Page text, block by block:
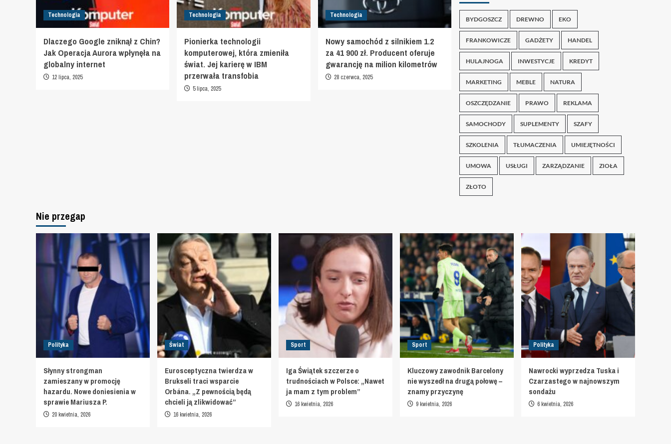
Technologia
Dlaczego Google zniknął z Chin?
Jak Operacja Aurora wpłynęła na
globalny internet
12 lipca, 2025
Technologia
Pionierka technologii
komputerowej, która zmieniła
świat. Jej karierę w IBM
przerwała transfobia
5 lipca, 2025
Technologia
Nowy samochód z silnikiem 1.2
za 41 900 zł. Producent oferuje
gwarancję na milion kilometrów
28 czerwca, 2025
BYDGOSZCZ DREWNO EKO
FRANKOWICZE GADŻETY HANDEL
HULAJNOGA INWESTYCJE KREDYT
MARKETING MEBLE NATURA
OSZCZĘDZANIE PRAWO REKLAMA
SAMOCHODY SUPLEMENTY SZAFY
SZKOLENIA TŁUMACZENIA UMIEJĘTNOŚCI
UMOWA USŁUGI ZARZĄDZANIE ZIOŁA
ZŁOTO
Nie przegap
Polityka
Słynny strongman
zamieszany w promocję
hazardu. Nowe doniesienia w
sprawie Mariusza P.
20 kwietnia, 2026
Świat
Eurosceptyczna twierdza w
Brukseli traci wsparcie
Orbána. „Z pewnością będą
chcieli ją zlikwidować”
16 kwietnia, 2026
Sport
Iga Świątek szczerze o
trudnościach w Polsce: „Nawet
ja mam z tym problem”
16 kwietnia, 2026
Sport
Kluczowy zawodnik Barcelony
nie wyszedł na drugą połowę –
znamy przyczynę
9 kwietnia, 2026
Polityka
Nawrocki wyprzedza Tuska i
Czarzastego w najnowszym
sondażu
6 kwietnia, 2026